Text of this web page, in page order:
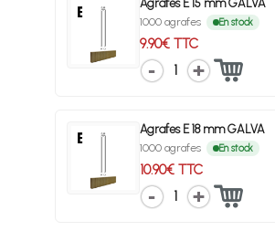
Agrafes E 15 mm GALVA
1000 agrafes En stock
9.90€ TTC
1
Agrafes E 18 mm GALVA
1000 agrafes En stock
10.90€ TTC
1